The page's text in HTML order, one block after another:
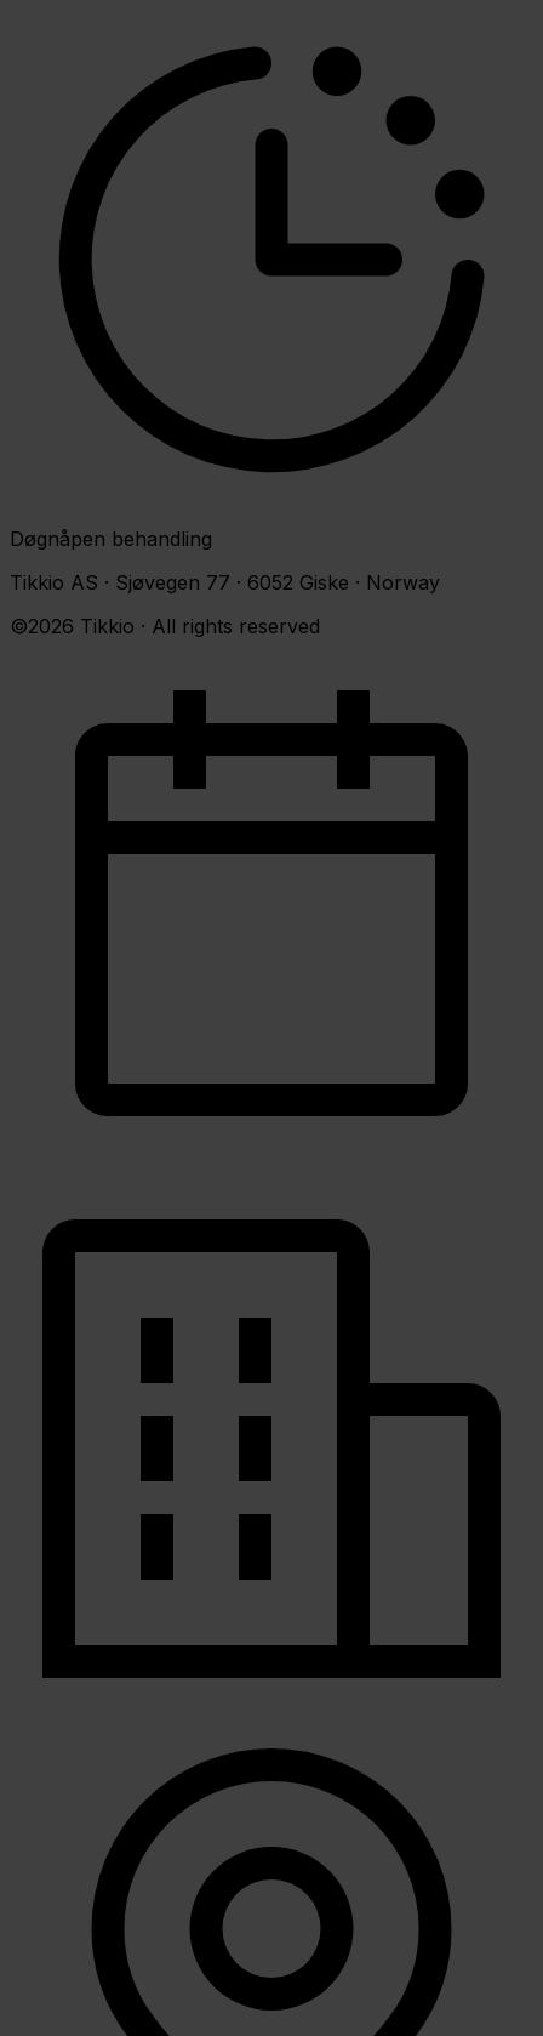
Døgnåpen behandling
Tikkio AS · Sjøvegen 77 · 6052 Giske · Norway
©2026 Tikkio · All rights reserved